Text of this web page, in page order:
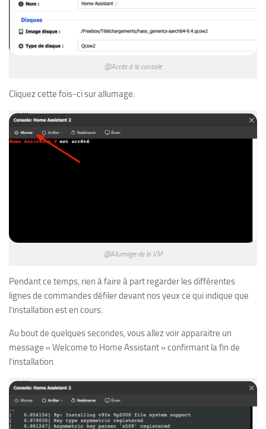
@Accès à la console
Cliquez cette fois-ci sur allumage.
@Allumage de la VM
Pendant ce temps, rien à faire à part regarder les différentes
lignes de commandes défiler devant nos yeux ce qui indique que
l’installation est en cours.
Au bout de quelques secondes, vous allez voir apparaitre un
message « Welcome to Home Assistant » confirmant la fin de
l’installation.